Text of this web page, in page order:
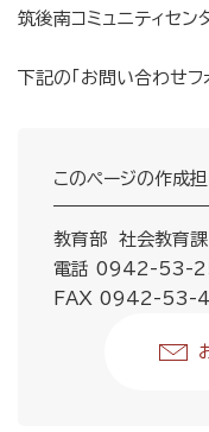
筑後南コミュニティ
下記の「お問い合わせフ
このページの作成
教育部 社会教育
電話 0942-
FAX 0942-53-